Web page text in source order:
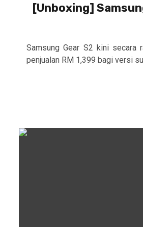
[Unboxing]
Samsung Gear S2 kini secara
penjualan RM 1,399 bagi versi